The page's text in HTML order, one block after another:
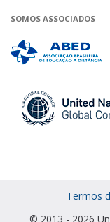
SOMOS ASSOCIADOS
Termos
© 2013 - 2026